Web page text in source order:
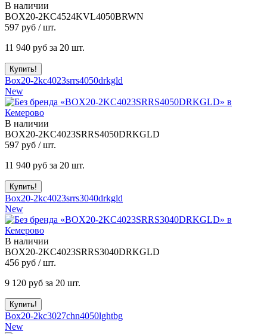
В наличии
BOX20-2KC4524KVL4050BRWN
597 руб / шт.
11 940 руб за 20 шт.
Box20-2kc4023srrs4050drkgld
New
В наличии
BOX20-2KC4023SRRS4050DRKGLD
597 руб / шт.
11 940 руб за 20 шт.
Box20-2kc4023srrs3040drkgld
New
В наличии
BOX20-2KC4023SRRS3040DRKGLD
456 руб / шт.
9 120 руб за 20 шт.
Box20-2kc3027chn4050lghtbg
New